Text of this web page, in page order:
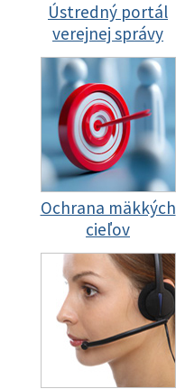
Ústredný portál
verejnej správy
Ochrana mäkkých
cieľov